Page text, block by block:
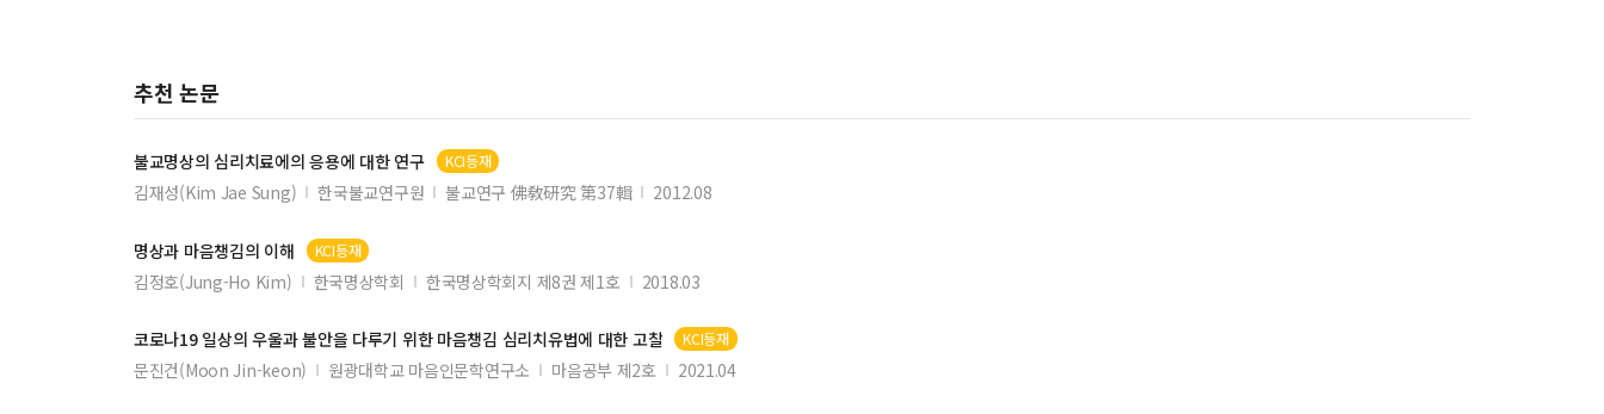
일본어 수업에서의 유튜브 활용
非典型的な使役構文と共起する｢副詞｣に関する研究
慶長版『倭玉篇』唇内撥音字의 漢字音 연구
일본어학 연구를 위한 새로운 통계적 방법의 모색
바킨(馬琴) 일기를 통해 본 19세기 에도의 화재
추천 논문
불교명상의 심리치료에의 응용에 대한 연구 KCI등재
김재성(Kim Jae Sung) 한국불교연구원 불교연구 佛敎硏究 第37輯 2012.08
명상과 마음챙김의 이해 KCI등재
김정호(Jung-Ho Kim) 한국명상학회 한국명상학회지 제8권 제1호 2018.03
코로나19 일상의 우울과 불안을 다루기 위한 마음챙김 심리치유법에 대한 고찰 KCI등재
문진건(Moon Jin-keon) 원광대학교 마음인문학연구소 마음공부 제2호 2021.04